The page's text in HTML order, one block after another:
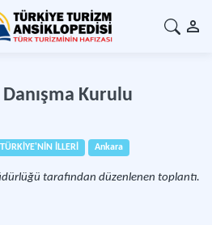
Kurulu
TÜRKİYE'NİN İLLERİ Ankara
tarafından düzenlenen toplantı.